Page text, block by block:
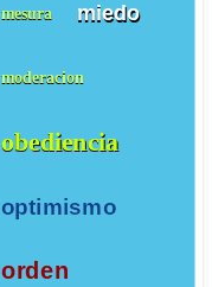
mesura miedo
moderacion
obediencia
optimismo
orden